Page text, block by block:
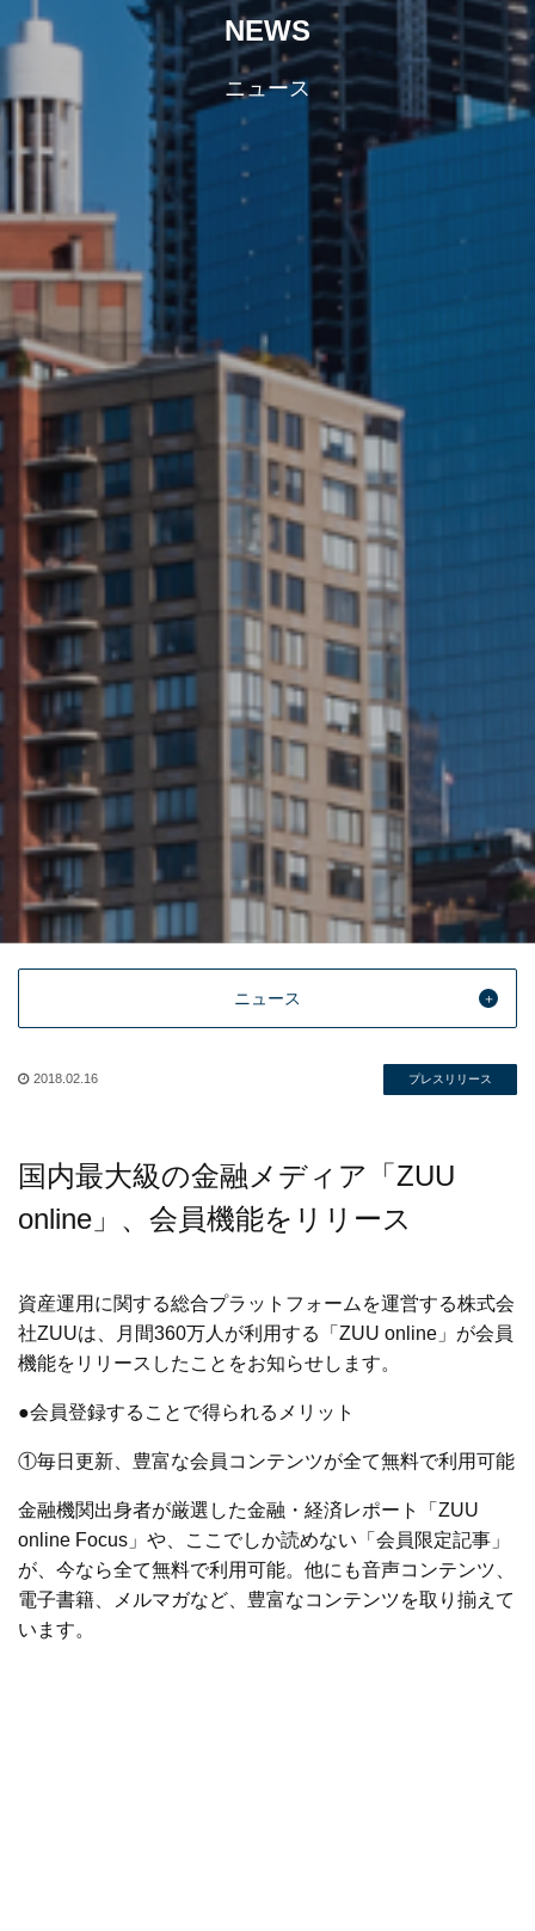
NEWS
ニュース
ニュース
2018.02.16 プレスリリース
国内最大級の金融メディア「ZUU
online」、会員機能をリリース
資産運用に関する総合プラットフォームを運営する株式会
社ZUUは、月間360万人が利用する「ZUU online」が会員
機能をリリースしたことをお知らせします。
●会員登録することで得られるメリット
①毎日更新、豊富な会員コンテンツが全て無料で利用可能
金融機関出身者が厳選した金融・経済レポート「ZUU
online Focus」や、ここでしか読めない「会員限定記事」
が、今なら全て無料で利用可能。他にも音声コンテンツ、
電子書籍、メルマガなど、豊富なコンテンツを取り揃えて
います。